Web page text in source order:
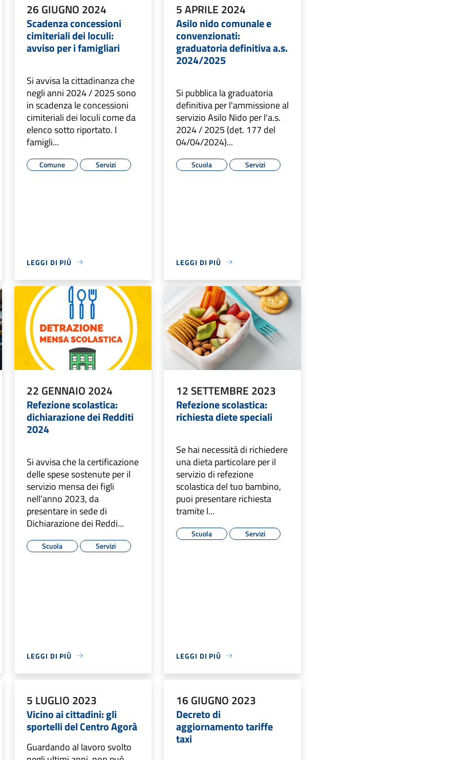
26 GIUGNO 2024
Scadenza concessioni
cimiteriali dei loculi:
avviso per i famigliari
Si avvisa la cittadinanza che
negli anni 2024 / 2025 sono
in scadenza le concessioni
cimiteriali dei loculi come da
elenco sotto riportato. I
famigli...
Comune Servizi
LEGGI DI PIÙ
5 APRILE 2024
Asilo nido comunale e
convenzionati:
graduatoria definitiva a.s.
2024/2025
Si pubblica la graduatoria
definitiva per l'ammissione al
servizio Asilo Nido per l'a.s.
2024 / 2025 (det. 177 del
04/04/2024)...
Scuola Servizi
LEGGI DI PIÙ
22 GENNAIO 2024
Refezione scolastica:
dichiarazione dei Redditi
2024
Si avvisa che la certificazione
delle spese sostenute per il
servizio mensa dei figli
nell'anno 2023, da
presentare in sede di
Dichiarazione dei Reddi...
Scuola Servizi
LEGGI DI PIÙ
12 SETTEMBRE 2023
Refezione scolastica:
richiesta diete speciali
Se hai necessità di richiedere
una dieta particolare per il
servizio di refezione
scolastica del tuo bambino,
puoi presentare richiesta
tramite l...
Scuola Servizi
LEGGI DI PIÙ
5 LUGLIO 2023
Vicino ai cittadini: gli
sportelli del Centro Agorà
Guardando al lavoro svolto
16 GIUGNO 2023
Decreto di
aggiornamento tariffe
taxi